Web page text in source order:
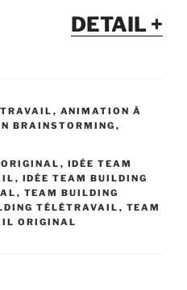
DETAIL +
, ANIMATION À
BRAINSTORMING ,
, IDÉE TEAM
, IDÉE TEAM BUILDING
, TEAM BUILDING
TÉLÉTRAVAIL , TEAM
ORIGINAL